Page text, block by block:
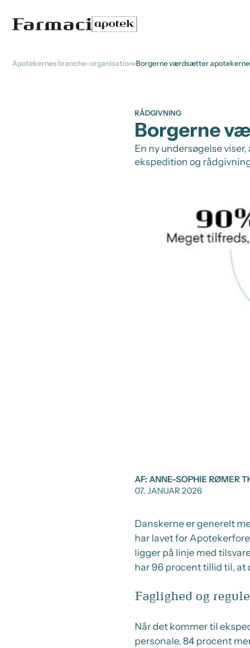
Apotekernes branche-organisation Borgerne værdsætter
RÅDGIVNING
Borgerne
En ny undersøgelse
ekspedition og
AF: ANNE-SOPHIE RØMER
07. JANUAR 2026
Danskerne er generelt
har lavet for
ligger på linje med
har 96 procent tillid til, at
Faglighed og
Når det kommer til
personale. 84 procent